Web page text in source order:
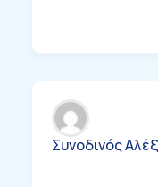
Συνοδινός